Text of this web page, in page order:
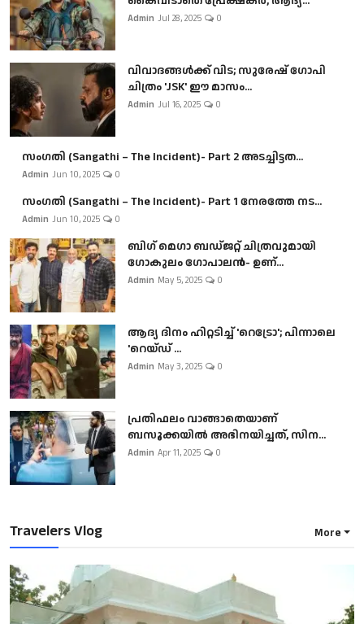
Admin Jul 28, 2025 0
വിവാദങ്ങൾക്ക് വിട; സുരേഷ് ഗോപി
ചിത്രം 'JSK' ഈ മാസം...
Admin Jul 16, 2025 0
സംഗതി (Sangathi – The Incident)- Part 2 അടച്ചിട്ടത...
Admin Jun 10, 2025 0
സംഗതി (Sangathi – The Incident)- Part 1 നേരത്തേ നട...
Admin Jun 10, 2025 0
ബി​ഗ് മെഗാ ബഡ്ജറ്റ് ചിത്രവുമായി
ഗോകുലം ഗോപാലൻ- ഉണ്...
Admin May 5, 2025 0
ആദ്യ ദിനം ഹിറ്റടിച്ച് 'റെട്രോ'; പിന്നാലെ
'റെയ്ഡ് ...
Admin May 3, 2025 0
പ്രതിഫലം വാങ്ങാതെയാണ്
ബസൂക്കയില്‍ അഭിനയിച്ചത്, സിന...
Admin Apr 11, 2025 0
Travelers Vlog More